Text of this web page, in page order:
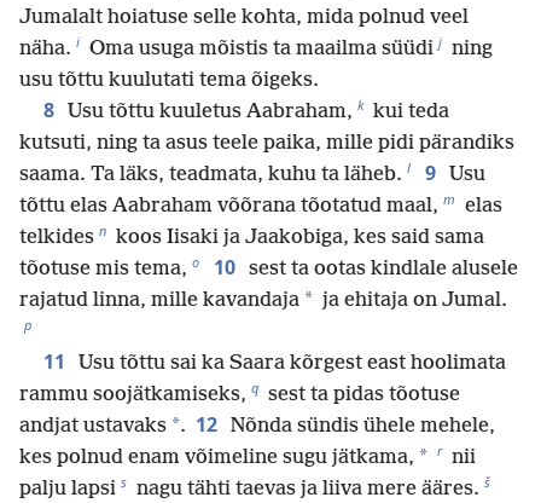
Jumalalt hoiatuse selle kohta, mida polnud veel
näha. i Oma usuga mõistis ta maailma süüdi j ning
usu tõttu kuulutati tema õigeks.
8 Usu tõttu kuuletus Aabraham, k kui teda
kutsuti, ning ta asus teele paika, mille pidi pärandiks
saama. Ta läks, teadmata, kuhu ta läheb. l 9 Usu
tõttu elas Aabraham võõrana tõotatud maal, m elas
telkides n koos Iisaki ja Jaakobiga, kes said sama
tõotuse mis tema, o 10 sest ta ootas kindlale alusele
rajatud linna, mille kavandaja * ja ehitaja on Jumal.
p
11
Usu tõttu sai ka Saara kõrgest east hoolimata
rammu soojätkamiseks, q sest ta pidas tõotuse
andjat ustavaks *. 12 Nõnda sündis ühele mehele,
kes polnud enam võimeline sugu jätkama, * r nii
palju lapsi s nagu tähti taevas ja liiva mere ääres. š